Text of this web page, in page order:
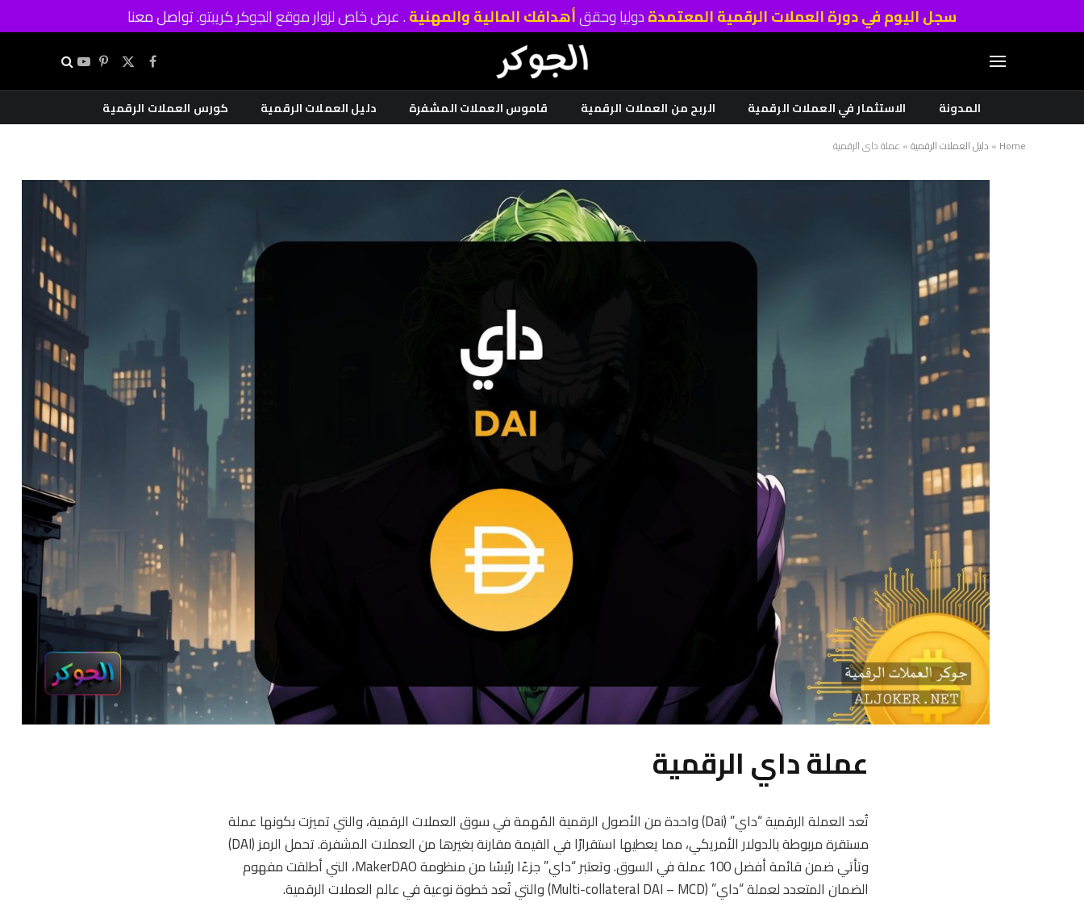
سجل اليوم في دورة العملات الرقمية المعتمدةدوليا وحققأهدافك المالية والمهنية. عرض خاص لزوار موقع الجوكر كريبتو.تواصل معنا
فيسبوك
X
(Twitter)
بينتيريست
يوتيوب
المدونة
الاستثمار في العملات الرقمية الربح من العملات الرقمية قاموس العملات المشفرة دليل العملات الرقمية كورس العملات الرقمية
Home
» دليل العملات الرقمية» عملة داي الرقمية
عملة داي الرقمية
تُعد العملة الرقمية “داي” (Dai) واحدة من الأصول الرقمية المُهمة في سوق العملات الرقمية، والتي تميزت بكونها عملة
مستقرة مربوطة بالدولار الأمريكي، مما يعطيها استقرارًا في القيمة مقارنة بغيرها من العملات المشفرة. تحمل الرمز (DAI)
وتأتي ضمن قائمة أفضل 100 عملة في السوق. وتعتبر “داي” جزءًا رئيسًا من منظومة MakerDAO، التي أطلقت مفهوم
الضمان المتعدد لعملة “داي” (Multi-collateral DAI – MCD) والتي تُعد خطوة نوعية في عالم العملات الرقمية.